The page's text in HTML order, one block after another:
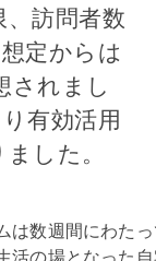
訪問者数
定からは
されまし
有効活用
した。
は数週間にわた